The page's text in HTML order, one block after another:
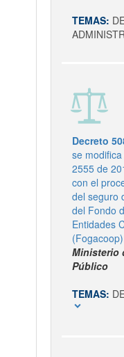
TEMAS:
Decreto
se
2555 de
con el
del seguro
del Fondo
Entidades
(Fogacoop)
Ministerio
Público
TEMAS:
expand_more